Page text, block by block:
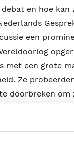
en hoe kan
een
met een grote
Ze
doorbreken
in